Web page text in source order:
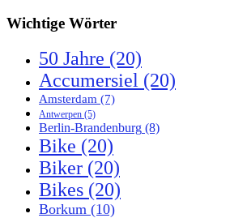
Wichtige Wörter
50 Jahre (20)
Accumersiel (20)
Amsterdam (7)
Antwerpen (5)
Berlin-Brandenburg (8)
Bike (20)
Biker (20)
Bikes (20)
Borkum (10)